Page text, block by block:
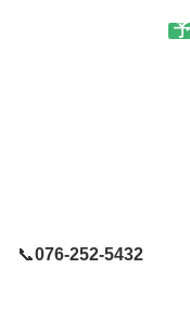
📞076-252-5432